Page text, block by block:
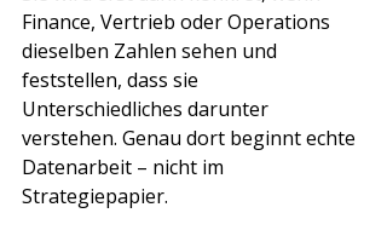
Finance, Vertrieb oder Operations
dieselben Zahlen sehen und
feststellen, dass sie
Unterschiedliches darunter
verstehen. Genau dort beginnt echte
Datenarbeit – nicht im
Strategiepapier.